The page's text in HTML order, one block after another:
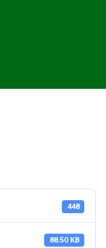
448
88.50 KB